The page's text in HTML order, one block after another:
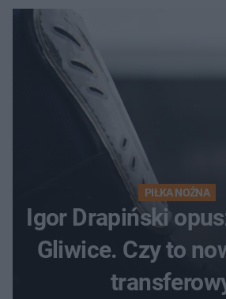
PIŁKA NOŻNA
Igor Drapiński
Gliwice. Czy to